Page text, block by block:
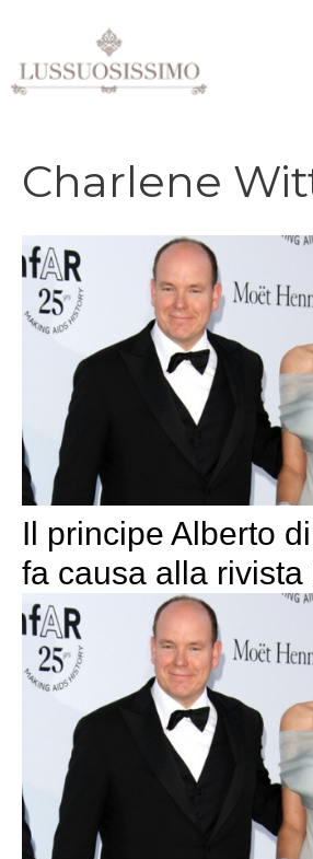
contenuto
Charlene
Il principe Alberto
fa causa alla rivista